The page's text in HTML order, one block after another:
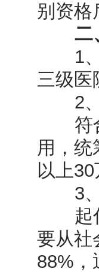
别资格
二
1、
三级医
2、
符合
用，统
以上
3、
起付
要从社
88%，